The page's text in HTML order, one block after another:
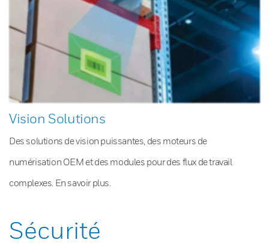
Vision Solutions
Des solutions de vision puissantes, des moteurs de
numérisation OEM et des modules pour des flux de travail
complexes. En savoir plus.
Sécurité